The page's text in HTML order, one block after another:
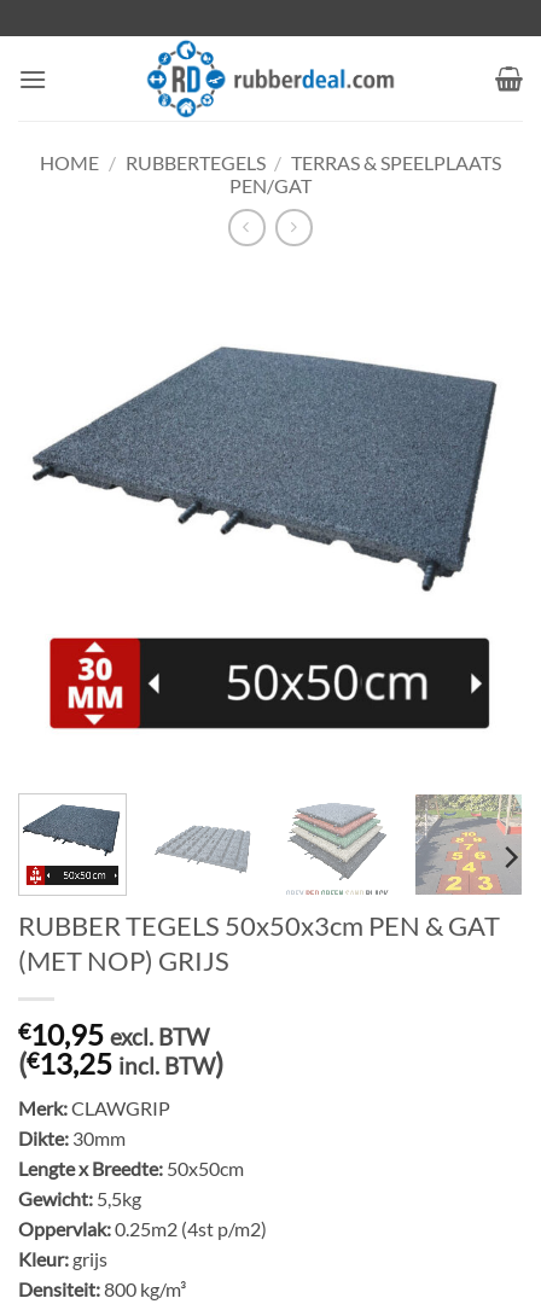
naar
inhoud
HOME / RUBBERTEGELS / TERRAS & SPEELPLAATS
PEN/GAT
RUBBER TEGELS 50x50x3cm PEN & GAT
(MET NOP) GRIJS
€10,95 excl. BTW
(€13,25 incl. BTW)
Merk:CLAWGRIP
Dikte: 30mm
Lengte x Breedte: 50x50cm
Gewicht: 5,5kg
Oppervlak:0.25m2 (4st p/m2)
Kleur:grijs
Densiteit:800 kg/m³